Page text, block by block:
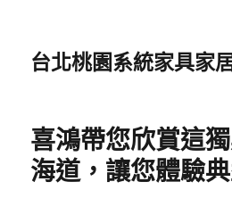
台北桃園系統家具家
喜鴻帶您欣賞這
海道，讓您體驗